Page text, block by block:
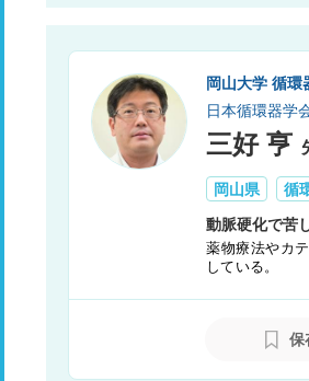
岡山大学 循環
日本循環器学
三好 亨
岡山県 循
動脈硬化で苦
薬物療法やカ
している。
思いから、現
保